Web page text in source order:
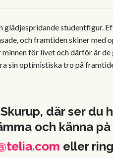
studentfigur.
och framtiden skiner
för livet och därför är
sin optimistiska tro på
där ser
och känna
eller